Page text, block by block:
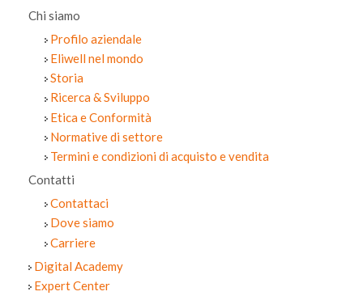
Chi siamo
Profilo aziendale
Eliwell nel mondo
Storia
Ricerca & Sviluppo
Etica e Conformità
Normative di settore
Termini e condizioni di acquisto e vendita
Contatti
Contattaci
Dove siamo
Carriere
Digital Academy
Expert Center